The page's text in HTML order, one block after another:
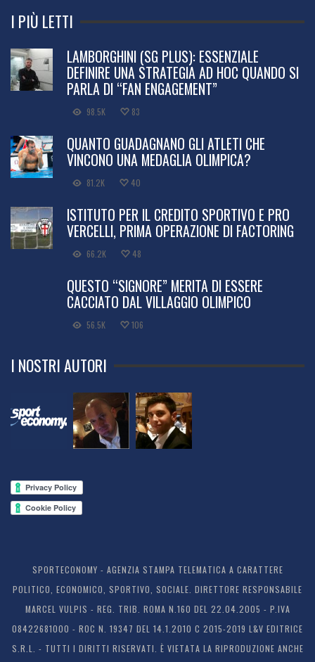
I PIÙ LETTI
LAMBORGHINI (SG PLUS): ESSENZIALE
DEFINIRE UNA STRATEGIA AD HOC QUANDO SI
PARLA DI “FAN ENGAGEMENT”
98.5K 83
QUANTO GUADAGNANO GLI ATLETI CHE
VINCONO UNA MEDAGLIA OLIMPICA?
81.2K 40
ISTITUTO PER IL CREDITO SPORTIVO E PRO
VERCELLI, PRIMA OPERAZIONE DI FACTORING
66.2K 48
QUESTO “SIGNORE” MERITA DI ESSERE
CACCIATO DAL VILLAGGIO OLIMPICO
56.5K 106
I NOSTRI AUTORI
SPORTECONOMY - AGENZIA STAMPA TELEMATICA A CARATTERE
POLITICO, ECONOMICO, SPORTIVO, SOCIALE. DIRETTORE RESPONSABILE
MARCEL VULPIS - REG. TRIB. ROMA N.160 DEL 22.04.2005 - P.IVA
08422681000 - ROC N. 19347 DEL 14.1.2010 C 2015-2019 L&V EDITRICE
S.R.L. - TUTTI I DIRITTI RISERVATI. È VIETATA LA RIPRODUZIONE ANCHE